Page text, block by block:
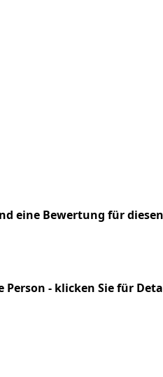
eine Bewertung für
Person - klicken Sie für